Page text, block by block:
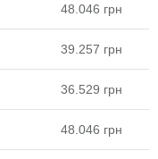
48.046 грн
39.257 грн
36.529 грн
48.046 грн